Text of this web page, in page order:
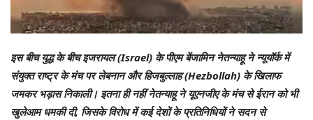
इस बीच युद्ध के बीच इजरायल (Israel) के पीएम बेंजामिन नेतन्याहू ने न्यूयॉर्क में
संयुक्त राष्ट्र के मंच पर लेबनान और हिजबुल्लाह (Hezbollah) के खिलाफ
जमकर भड़ास निकाली। इतना ही नहीं नेतन्याहू ने यूएनजीए के मंच से ईरान को भी
खुलेआम धमकी दी, जिसके विरोध में कई देशों के प्रतिनिधियों ने सदन से